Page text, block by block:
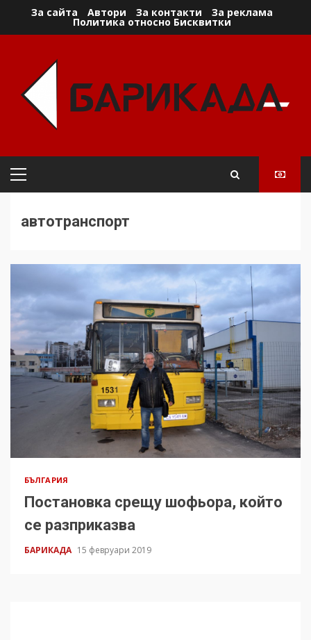
За сайта Автори За контакти За реклама
Политика относно Бисквитки
Primary
автотранспорт
БЪЛГАРИЯ
Постановка срещу шофьора, който
се разприказва
БАРИКАДА 15 февруари 2019